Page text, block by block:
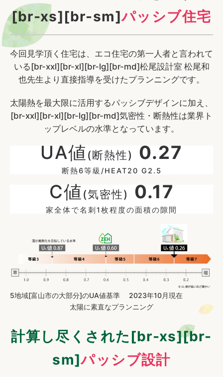
[br-xs][br-sm]パッシブ住宅
今回見学頂く住宅は、エコ住宅の第一人者と言われて
いる[br-xxl][br-xl][br-lg][br-md]松尾設計室 松尾和
也先生より直接指導を受けたプランニングです。
太陽熱を最大限に活用するパッシブデザインに加え、
[br-xxl][br-xl][br-lg][br-md]気密性・断熱性は業界ト
ップレベルの水準となっています。
UA値 (断熱性) 0.27
断熱6等級/HEAT20 G2.5
C値 (気密性) 0.17
家全体で名刺1枚程度の面積の隙間
5地域[富山市の大部分]のUA値基準 2023年10月現在
太陽に素直なプランニング
計算し尽くされた[br-xs][br-
sm]パッシブ設計